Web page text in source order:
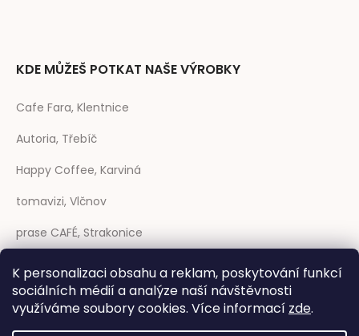
K personalizaci obsahu a reklam, poskytování funkcí
sociálních médií a analýze naší návštěvnosti
využíváme soubory cookies. Více informací zde.
KDE MŮŽEŠ POTKAT NAŠE VÝROBKY
Cafe Fara, Klentnice
Autoria, Třebíč
Happy Coffee, Karviná
tomavizi, Vlčnov
prase CAFÉ, Strakonice
Coffee Sheep, Trenčín (SK)
Rozmarýna, Telč